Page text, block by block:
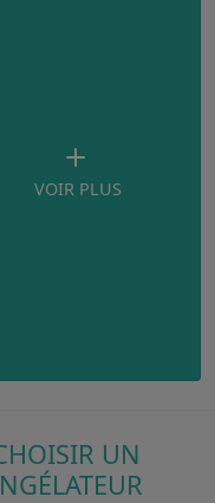
VOIR PLUS
UN